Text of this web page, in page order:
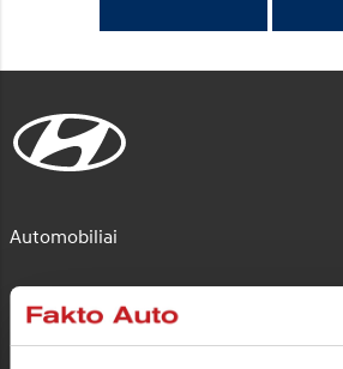
Automobiliai
Pirkėjui